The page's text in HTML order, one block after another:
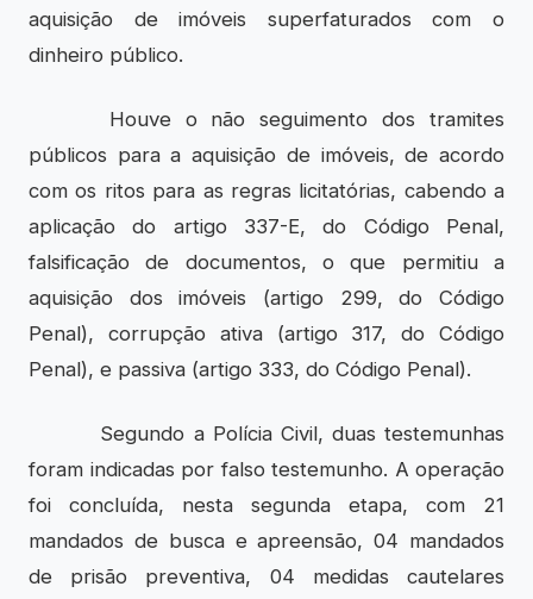
aquisição de imóveis superfaturados com o
dinheiro público.
Houve o não seguimento dos tramites
públicos para a aquisição de imóveis, de acordo
com os ritos para as regras licitatórias, cabendo a
aplicação do artigo 337-E, do Código Penal,
falsificação de documentos, o que permitiu a
aquisição dos imóveis (artigo 299, do Código
Penal), corrupção ativa (artigo 317, do Código
Penal), e passiva (artigo 333, do Código Penal).
Segundo a Polícia Civil, duas testemunhas
foram indicadas por falso testemunho. A operação
foi concluída, nesta segunda etapa, com 21
mandados de busca e apreensão, 04 mandados
de prisão preventiva, 04 medidas cautelares